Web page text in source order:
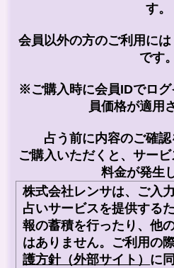
す。
会員以外の方のご利用には
です。
※ご購入時に会員IDでロ
員価格が適用
占う前に内容のご確認
ご購入いただくと、サー
料金が発生
株式会社レンサは、ご入
占いサービスを提供する
報の蓄積を行ったり、他
はありません。ご利用の
護方針（外部サイト） に